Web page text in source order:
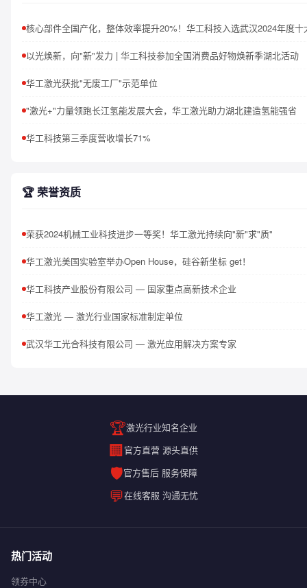
以光焕新，向"新"发力 | 华工科技参加全国消费品好物焕新季湖北活动
华工激光获批"无废工厂"示范单位
"激光+"力量领跑长江氢能发展大会，华工激光助力湖北建造氢能强省
华工科技第三季度营收增长71%
🏆 荣誉资质
荣获2024机械工业科技进步一等奖！华工激光持续向"新"求"质"
华工激光美国实验室举办Open House，硅谷新坐标 get！
华工科技产业股份有限公司 — 国家重点高新技术企业
华工激光 — 激光行业国家标准制定单位
武汉华工光合科技有限公司 — 激光应用解决方案专家
🏆激光行业知名企业
🏢官方直营 源头直供
🛡️官方售后 服务保障
💬在线客服 沟通无忧
热门活动
领券中心